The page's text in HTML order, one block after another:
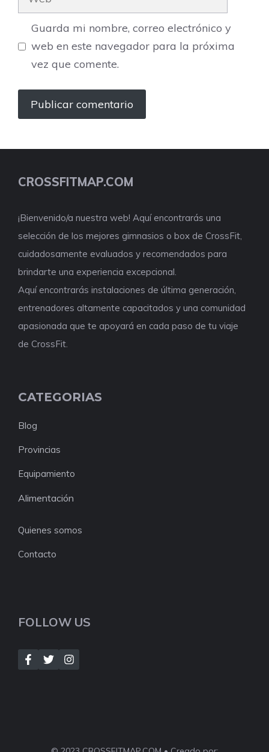
Guarda mi nombre, correo electrónico y
web en este navegador para la próxima
vez que comente.
CROSSFITMAP.COM
¡Bienvenido/a nuestra web! Aquí encontrarás una
selección de los mejores gimnasios o box de CrossFit,
cuidadosamente evaluados y recomendados para
brindarte una experiencia excepcional.
Aquí encontrarás instalaciones de última generación,
entrenadores altamente capacitados y una comunidad
apasionada que te apoyará en cada paso de tu viaje
de CrossFit.
CATEGORIAS
Blog
Provincias
Equipamiento
Alimentación
Quienes somos
Contacto
FOLLOW US